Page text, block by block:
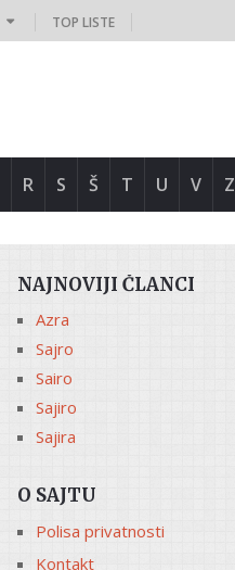
TOP LISTE
R S Š T U V Z
NAJNOVIJI ČLANCI
Azra
Sajro
Sairo
Sajiro
Sajira
O SAJTU
Polisa privatnosti
Kontakt